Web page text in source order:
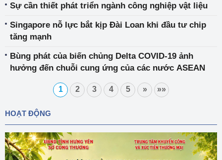
Sự cần thiết phát triển ngành công nghiệp vật liệu
Singapore nỗ lực bắt kịp Đài Loan khi đầu tư chip
tăng mạnh
Bùng phát của biến chủng Delta COVID-19 ảnh
hưởng đến chuỗi cung ứng của các nước ASEAN
1 2 3 4 5 » »»
HOẠT ĐỘNG